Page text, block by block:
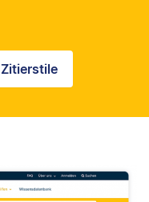
Zitierstile